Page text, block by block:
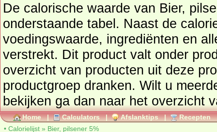
De calorische waarde van Bier,
onderstaande tabel. Naast de calorieën wordt
voedingswaarde, ingrediënten en
verstrekt. Dit product valt onder
overzicht van producten uit deze
productgroep dranken. Wilt u
bekijken ga dan naar
Home | Calculators | Afslanktips | Recepten
• Calorielijst » Bier, pilsener 5%